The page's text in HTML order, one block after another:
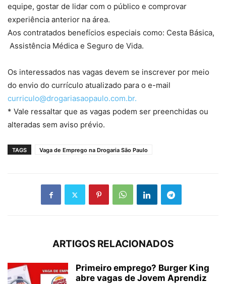
equipe, gostar de lidar com o público e comprovar
experiência anterior na área.
Aos contratados benefícios especiais como: Cesta Básica,
Assistência Médica e Seguro de Vida.
Os interessados nas vagas devem se inscrever por meio
do envio do currículo atualizado para o e-mail
curriculo@drogariasaopaulo.com.br.
* Vale ressaltar que as vagas podem ser preenchidas ou
alteradas sem aviso prévio.
TAGS Vaga de Emprego na Drogaria São Paulo
ARTIGOS RELACIONADOS
Primeiro emprego? Burger King
abre vagas de Jovem Aprendiz